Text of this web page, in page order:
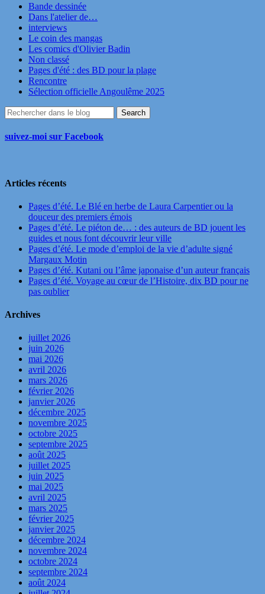
Bande dessinée
Dans l'atelier de…
interviews
Le coin des mangas
Les comics d'Olivier Badin
Non classé
Pages d'été : des BD pour la plage
Rencontre
Sélection officielle Angoulême 2025
suivez-moi sur Facebook
Articles récents
Pages d’été. Le Blé en herbe de Laura Carpentier ou la
douceur des premiers émois
Pages d’été. Le piéton de… : des auteurs de BD jouent les
guides et nous font découvrir leur ville
Pages d’été. Le mode d’emploi de la vie d’adulte signé
Margaux Motin
Pages d’été. Kutani ou l’âme japonaise d’un auteur français
Pages d’été. Voyage au cœur de l’Histoire, dix BD pour ne
pas oublier
Archives
juillet 2026
juin 2026
mai 2026
avril 2026
mars 2026
février 2026
janvier 2026
décembre 2025
novembre 2025
octobre 2025
septembre 2025
août 2025
juillet 2025
juin 2025
mai 2025
avril 2025
mars 2025
février 2025
janvier 2025
décembre 2024
novembre 2024
octobre 2024
septembre 2024
août 2024